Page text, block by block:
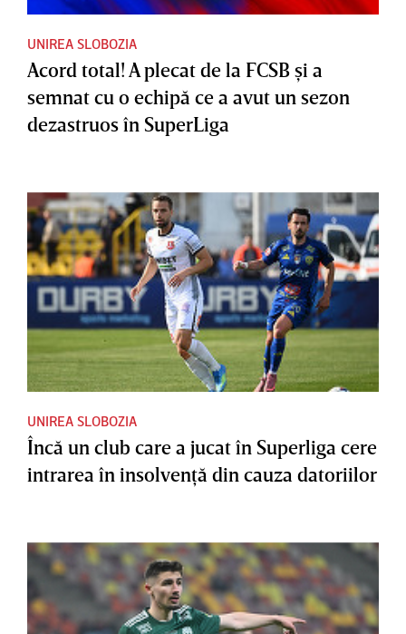
UNIREA SLOBOZIA
Acord total! A plecat de la FCSB şi a
semnat cu o echipă ce a avut un sezon
dezastruos în SuperLiga
UNIREA SLOBOZIA
Încă un club care a jucat în Superliga cere
intrarea în insolvenţă din cauza datoriilor